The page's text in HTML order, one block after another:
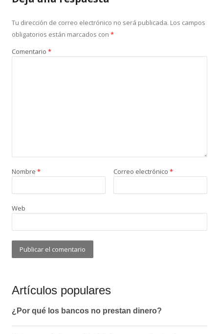
Tu dirección de correo electrónico no será publicada. Los campos
obligatorios están marcados con *
Comentario *
Nombre * Correo electrónico *
Web
Artículos populares